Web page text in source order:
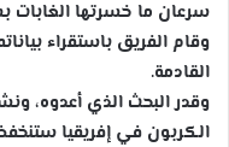
سرعان ما خسرتها الغابات
وقام الفريق باستقراء
القادمة.